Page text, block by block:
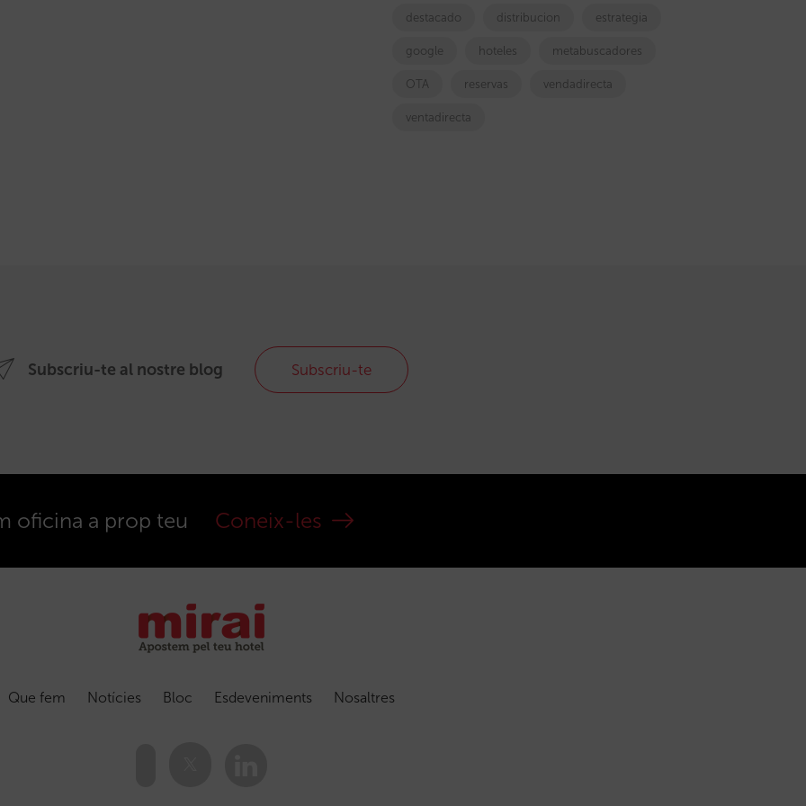
destacado distribucion estrategia
google hoteles metabuscadores
OTA reservas vendadirecta
ventadirecta
Subscriu-te al nostre blog Subscriu-te
oficina a prop teu Coneix-les
Que fem Notícies Bloc Esdeveniments Nosaltres